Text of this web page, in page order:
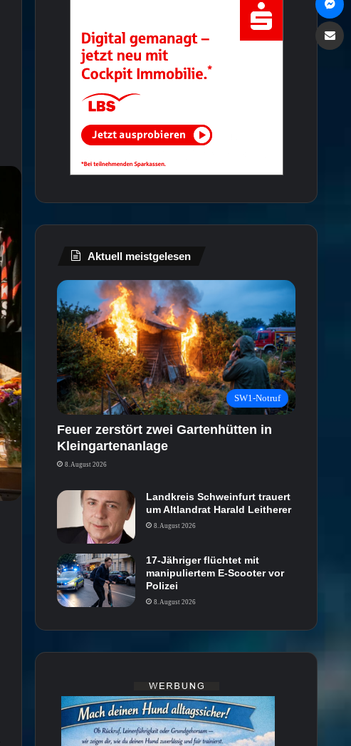
Aktuell meistgelesen
SW1-Notruf
Feuer zerstört zwei Gartenhütten in
Kleingartenanlage
8. August 2026
Landkreis Schweinfurt trauert
um Altlandrat Harald Leitherer
8. August 2026
17-Jähriger flüchtet mit
manipuliertem E-Scooter vor
Polizei
8. August 2026